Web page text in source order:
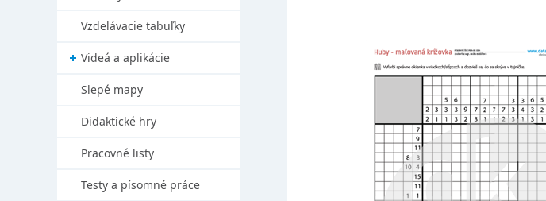
Vzdelávacie tabuľky
Videá a aplikácie
Slepé mapy
Didaktické hry
Pracovné listy
Testy a písomné práce